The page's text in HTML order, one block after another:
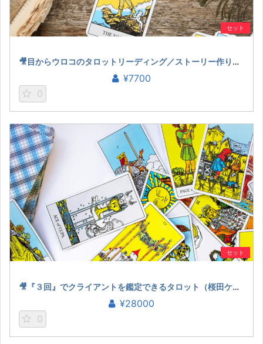
セット
🎥目からウロコのタロットリーディング／ストーリー作りのコツ（宏林）
¥7700
0
セット
🎥『３回』でクライアントを鑑定できるタロット（桜田ケイ）
¥28000
0